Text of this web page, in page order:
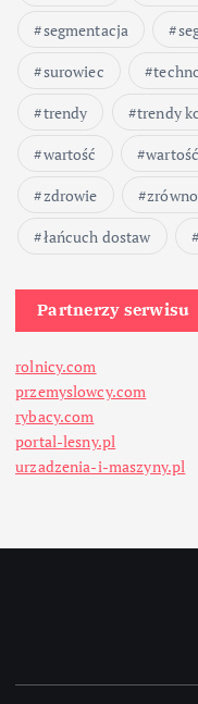
segmentacja
surowiec
trendy
trendy
wartość
zdrowie
łańcuch dostaw
Partnerzy serwisu
rolnicy.com
przemyslowcy.com
rybacy.com
portal-lesny.pl
urzadzenia-i-maszyny.pl